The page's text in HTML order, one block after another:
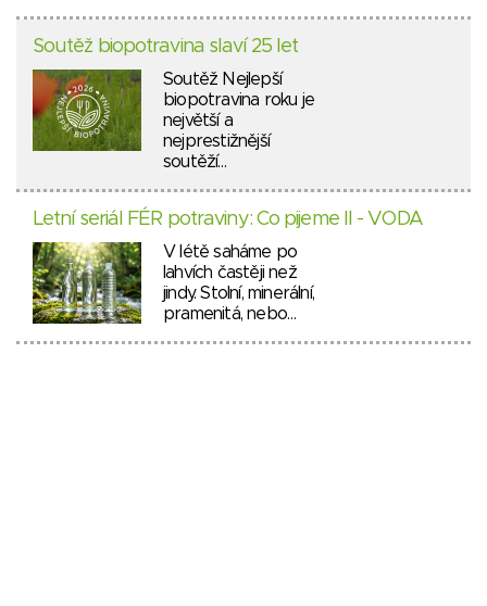
Soutěž biopotravina slaví 25 let
Soutěž Nejlepší
biopotravina roku je
největší a
nejprestižnější
soutěží…
Letní seriál FÉR potraviny: Co pijeme II - VODA
V létě saháme po
lahvích častěji než
jindy. Stolní, minerální,
pramenitá, nebo…